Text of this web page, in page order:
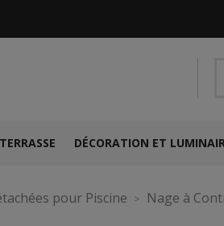
DÉCORATION ET
pour Piscine Nage à